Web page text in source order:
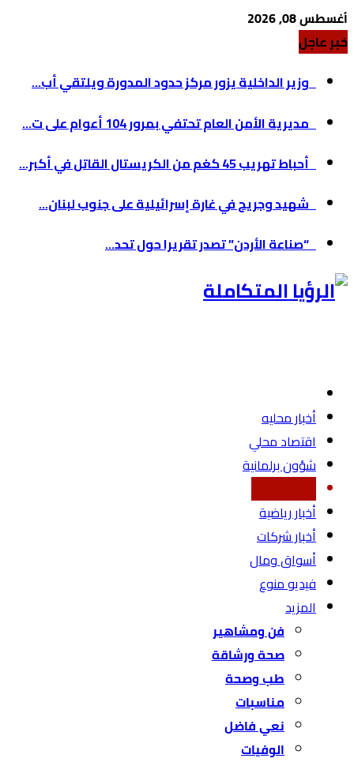
أغسطس 08, 2026
خبر عاجل
وزير الداخلية يزور مركز حدود المدورة ويلتقي أب...
مديرية الأمن العام تحتفي بمرور 104 أعوام على ت...
أحباط تهريب 45 كغم من الكريستال القاتل في أكبر...
شهيد وجريح في غارة إسرائيلية على جنوب لبنان...
“صناعة الأردن” تصدر تقريرا حول تحد...
أخبار محليه
اقتصاد محلي
شؤون برلمانية
أخبار رياضية
أخبار شركات
أسواق ومال
فيديو منوع
المزيد
فن ومشاهير
صحة ورشاقة
طب وصحة
مناسبات
نعي فاضل
الوفيات